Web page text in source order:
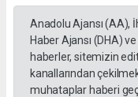
Anadolu Ajansı (AA),
Haber Ajansı (DHA)
haberler, sitemizin
kanallarından
muhataplar haberi